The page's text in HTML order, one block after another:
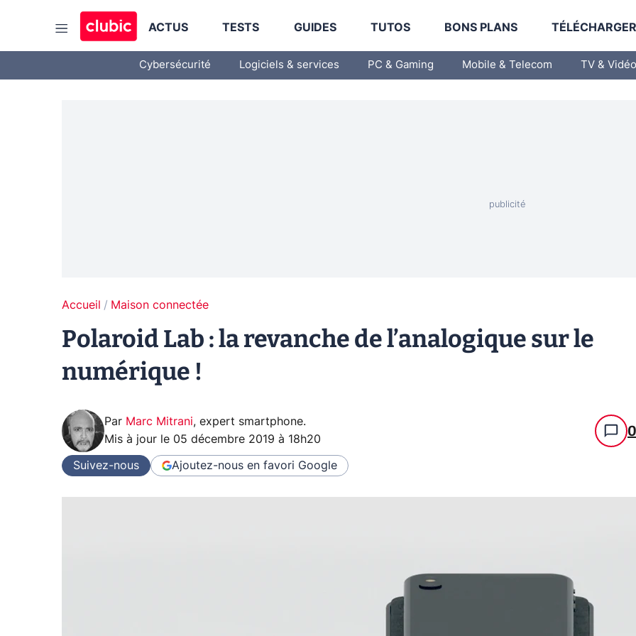
ACTUS TESTS GUIDES TUTOS BONS PLANS
Cybersécurité Logiciels & services PC & Gaming Mobile & Telecom TV & Vidéo
Accueil Maison connectée
Polaroid Lab : la revanche de l’analogique sur le
numérique !
Par Marc Mitrani, expert smartphone.
Mis à jour le 05 décembre 2019 à 18h20 0
Suivez-nous Ajoutez-nous en favori Google